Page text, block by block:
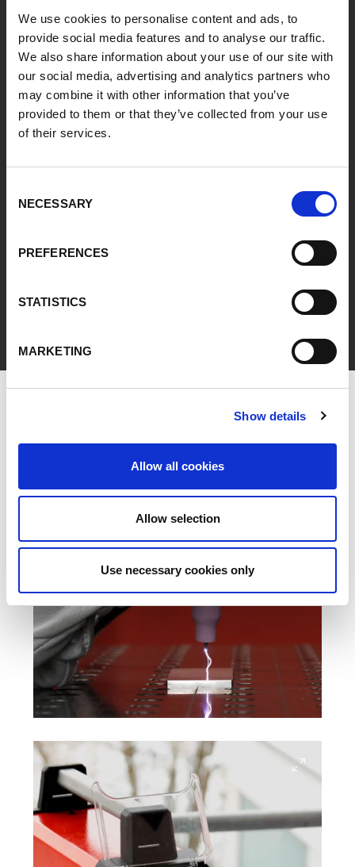
We use cookies to personalise content and ads, to
provide social media features and to analyse our traffic.
We also share information about your use of our site with
our social media, advertising and analytics partners who
may combine it with other information that you’ve
provided to them or that they’ve collected from your use
of their services.
Selection
NECESSARY
PREFERENCES
STATISTICS
MARKETING
Show details
Allow all cookies
Allow selection
Use necessary cookies only
MicorTIG v praxi.